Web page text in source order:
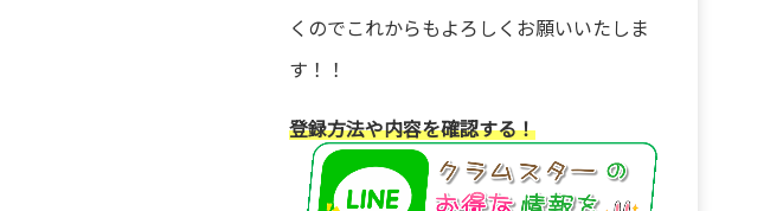
くのでこれからもよろしくお願いいたしま
す！！
登録方法や内容を確認する！